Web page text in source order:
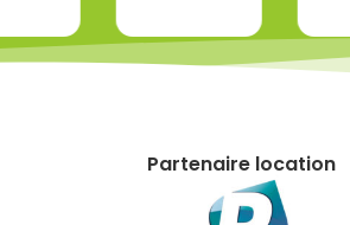
Partenaire location